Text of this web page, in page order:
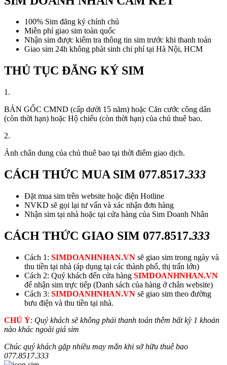
100% Sim đăng ký chính chủ
Miễn phí giao sim toàn quốc
Nhận sim được kiểm tra thông tin sim trước khi thanh toán
Giao sim 24h không phát sinh chi phí tại Hà Nội, HCM
THỦ TỤC ĐĂNG KÝ SIM
1.
BẢN GỐC CMND (cấp dưới 15 năm) hoặc Căn cước công dân
(còn thời hạn) hoặc Hộ chiếu (còn thời hạn) của chủ thuê bao.
2.
Ảnh chân dung của chủ thuê bao tại thời điểm giao dịch.
CÁCH THỨC MUA SIM 077.8517.333
Đặt mua sim trên website hoặc điện Hotline
NVKD sẽ gọi lại tư vấn và xác nhận đơn hàng
Nhận sim tại nhà hoặc tại cửa hàng của Sim Doanh Nhân
CÁCH THỨC GIAO SIM 077.8517.333
Cách 1: SIMDOANHNHAN.VN sẽ giao sim trong ngày và
thu tiền tại nhà (áp dụng tại các thành phố, thị trấn lớn)
Cách 2: Quý khách đến cửa hàng SIMDOANHNHAN.VN
để nhận sim trực tiếp (Danh sách của hàng ở chân website)
Cách 3: SIMDOANHNHAN.VN sẽ giao sim theo đường
bưu điện và thu tiền tại nhà.
CHÚ Ý: Quý khách sẽ không phải thanh toán thêm bất kỳ 1 khoản
nào khác ngoài giá sim
Chúc quý khách gặp nhiều may mắn khi sở hữu thuê bao
077.8517.333